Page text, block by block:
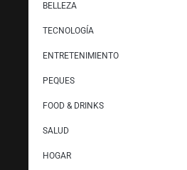
BELLEZA
TECNOLOGÍA
ENTRETENIMIENTO
PEQUES
FOOD & DRINKS
SALUD
HOGAR